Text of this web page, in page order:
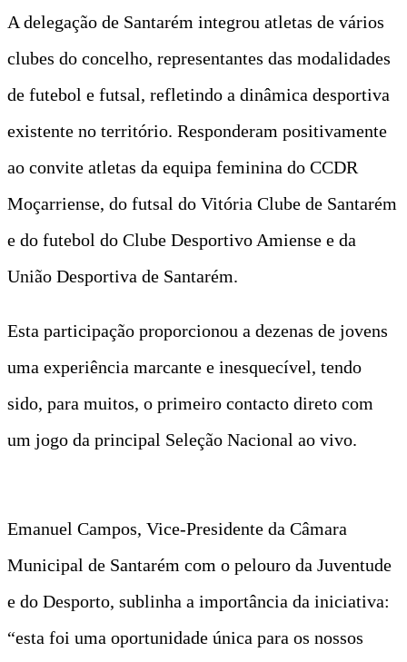
A delegação de Santarém integrou atletas de vários
clubes do concelho, representantes das modalidades
de futebol e futsal, refletindo a dinâmica desportiva
existente no território. Responderam positivamente
ao convite atletas da equipa feminina do CCDR
Moçarriense, do futsal do Vitória Clube de Santarém
e do futebol do Clube Desportivo Amiense e da
União Desportiva de Santarém.
Esta participação proporcionou a dezenas de jovens
uma experiência marcante e inesquecível, tendo
sido, para muitos, o primeiro contacto direto com
um jogo da principal Seleção Nacional ao vivo.
Emanuel Campos, Vice-Presidente da Câmara
Municipal de Santarém com o pelouro da Juventude
e do Desporto, sublinha a importância da iniciativa:
“esta foi uma oportunidade única para os nossos